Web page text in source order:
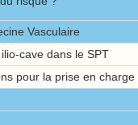
Vasculaire
cave dans le SPT
pour la prise en